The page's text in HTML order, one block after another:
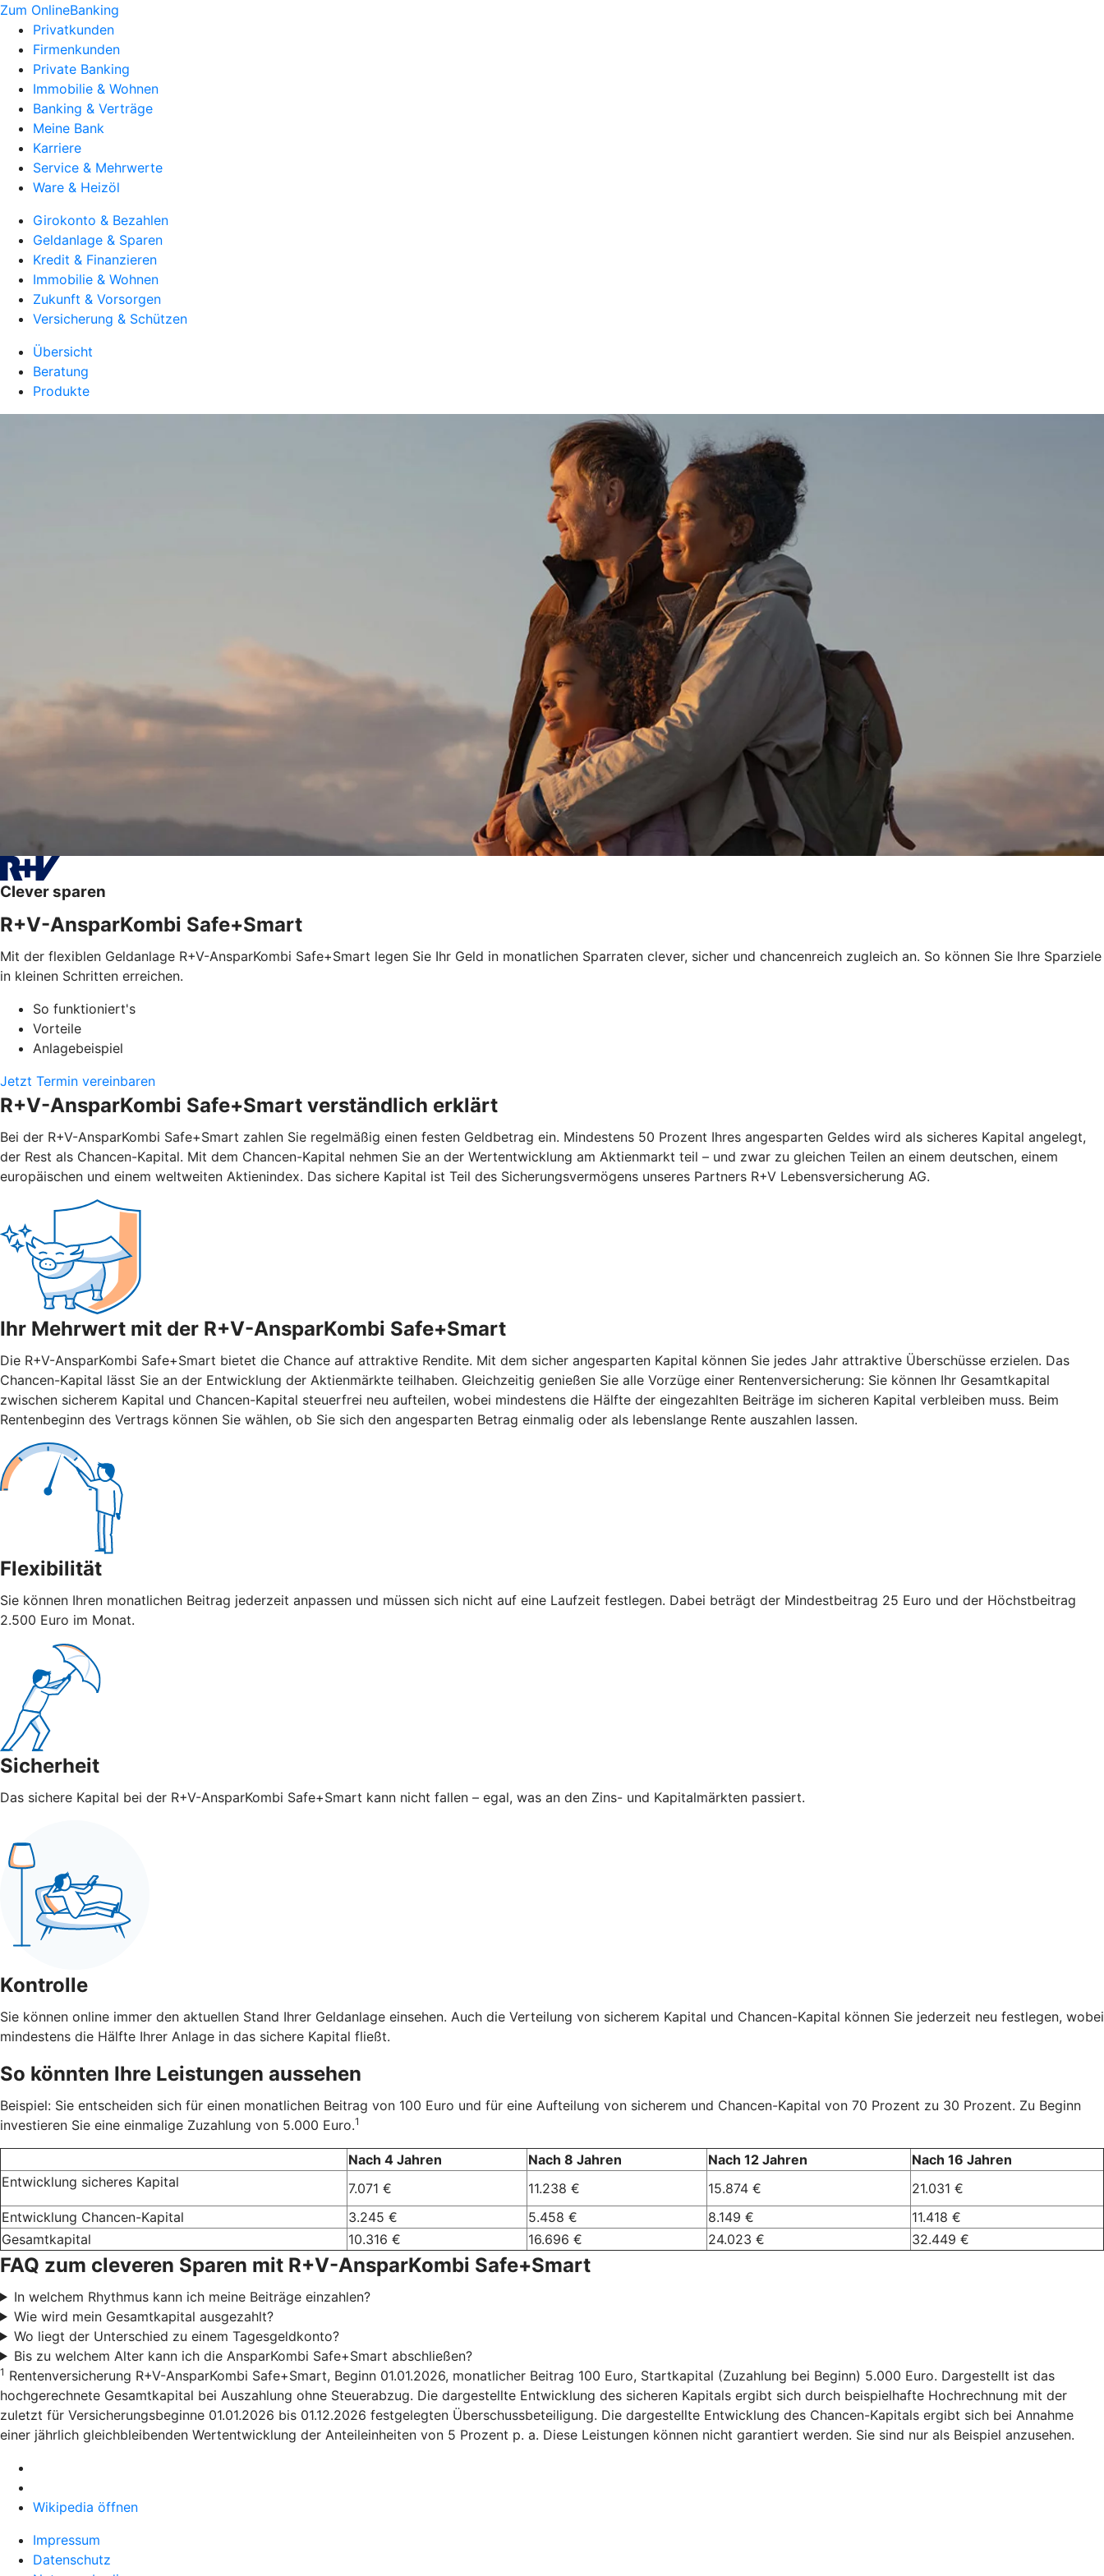
Zum OnlineBanking
Privatkunden
Firmenkunden
Private Banking
Immobilie & Wohnen
Banking & Verträge
Meine Bank
Karriere
Service & Mehrwerte
Ware & Heizöl
Girokonto & Bezahlen
Geldanlage & Sparen
Kredit & Finanzieren
Immobilie & Wohnen
Zukunft & Vorsorgen
Versicherung & Schützen
Übersicht
Beratung
Produkte
Clever sparen
R+V-AnsparKombi Safe+Smart
Mit der flexiblen Geldanlage R+V-AnsparKombi Safe+Smart legen Sie Ihr Geld in monatlichen Sparraten clever, sicher und chancenreich zugleich an. So können Sie Ihre Sparziele
in kleinen Schritten erreichen.
So funktioniert's
Vorteile
Anlagebeispiel
Jetzt Termin vereinbaren
R+V-AnsparKombi Safe+Smart verständlich erklärt
Bei der R+V-AnsparKombi Safe+Smart zahlen Sie regelmäßig einen festen Geldbetrag ein. Mindestens 50 Prozent Ihres angesparten Geldes wird als sicheres Kapital angelegt,
der Rest als Chancen-Kapital. Mit dem Chancen-Kapital nehmen Sie an der Wertentwicklung am Aktienmarkt teil – und zwar zu gleichen Teilen an einem deutschen, einem
europäischen und einem weltweiten Aktienindex. Das sichere Kapital ist Teil des Sicherungsvermögens unseres Partners R+V Lebensversicherung AG.
Ihr Mehrwert mit der R+V-AnsparKombi Safe+Smart
Die R+V-AnsparKombi Safe+Smart bietet die Chance auf attraktive Rendite. Mit dem sicher angesparten Kapital können Sie jedes Jahr attraktive Überschüsse erzielen. Das
Chancen-Kapital lässt Sie an der Entwicklung der Aktienmärkte teilhaben. Gleichzeitig genießen Sie alle Vorzüge einer Rentenversicherung: Sie können Ihr Gesamtkapital
zwischen sicherem Kapital und Chancen-Kapital steuerfrei neu aufteilen, wobei mindestens die Hälfte der eingezahlten Beiträge im sicheren Kapital verbleiben muss. Beim
Rentenbeginn des Vertrags können Sie wählen, ob Sie sich den angesparten Betrag einmalig oder als lebenslange Rente auszahlen lassen.
Flexibilität
Sie können Ihren monatlichen Beitrag jederzeit anpassen und müssen sich nicht auf eine Laufzeit festlegen. Dabei beträgt der Mindestbeitrag 25 Euro und der Höchstbeitrag
2.500 Euro im Monat.
Sicherheit
Das sichere Kapital bei der R+V-AnsparKombi Safe+Smart kann nicht fallen – egal, was an den Zins- und Kapitalmärkten passiert.
Kontrolle
Sie können online immer den aktuellen Stand Ihrer Geldanlage einsehen. Auch die Verteilung von sicherem Kapital und Chancen-Kapital können Sie jederzeit neu festlegen, wobei
mindestens die Hälfte Ihrer Anlage in das sichere Kapital fließt.
So könnten Ihre Leistungen aussehen
Beispiel: Sie entscheiden sich für einen monatlichen Beitrag von 100 Euro und für eine Aufteilung von sicherem und Chancen-Kapital von 70 Prozent zu 30 Prozent. Zu Beginn
investieren Sie eine einmalige Zuzahlung von 5.000 Euro.1
Nach 4 Jahren Nach 8 Jahren Nach 12 Jahren
Nach 16 Jahren
Entwicklung sicheres Kapital
7.071 € 11.238 € 15.874 €
21.031 €
Entwicklung Chancen-Kapital
3.245 € 5.458 € 8.149 €
11.418 €
Gesamtkapital
10.316 € 16.696 € 24.023 € 32.449 €
FAQ zum cleveren Sparen mit R+V-AnsparKombi Safe+Smart
In welchem Rhythmus kann ich meine Beiträge einzahlen?
Wie wird mein Gesamtkapital ausgezahlt?
Wo liegt der Unterschied zu einem Tagesgeldkonto?
Bis zu welchem Alter kann ich die AnsparKombi Safe+Smart abschließen?
1 Rentenversicherung R+V-AnsparKombi Safe+Smart, Beginn 01.01.2026, monatlicher Beitrag 100 Euro, Startkapital (Zuzahlung bei Beginn) 5.000 Euro. Dargestellt ist das
hochgerechnete Gesamtkapital bei Auszahlung ohne Steuerabzug. Die dargestellte Entwicklung des sicheren Kapitals ergibt sich durch beispielhafte Hochrechnung mit der
zuletzt für Versicherungsbeginne 01.01.2026 bis 01.12.2026 festgelegten Überschussbeteiligung. Die dargestellte Entwicklung des Chancen-Kapitals ergibt sich bei Annahme
einer jährlich gleichbleibenden Wertentwicklung der Anteileinheiten von 5 Prozent p. a. Diese Leistungen können nicht garantiert werden. Sie sind nur als Beispiel anzusehen.
Wikipedia öffnen
Impressum
Datenschutz